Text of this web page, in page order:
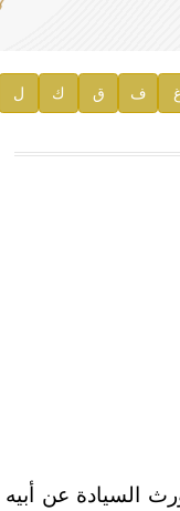
غ ف ق ك ل
السيادة عن أبيه